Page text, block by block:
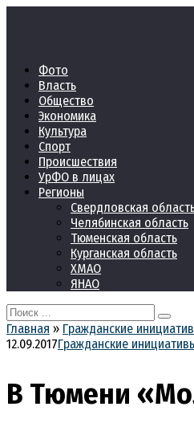
Фото
Власть
Общество
Экономика
Культура
Спорт
Происшествия
УрФО в лицах
Регионы
Свердловская
Челябинская область
Тюменская область
Курганская область
ХМАО
ЯНАО
Search
for:
Главная » Гражданские
12.09.2017Гражданские
В Тюмени